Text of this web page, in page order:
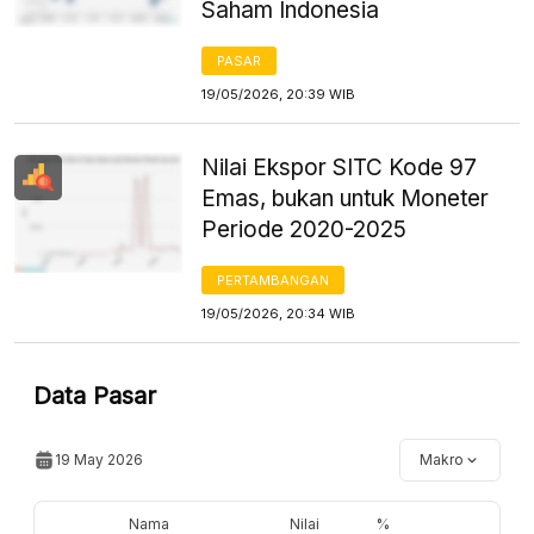
Saham Indonesia
PASAR
19/05/2026, 20:39 WIB
Nilai Ekspor SITC Kode 97
Emas, bukan untuk Moneter
Periode 2020-2025
PERTAMBANGAN
19/05/2026, 20:34 WIB
Data Pasar
19 May 2026 Makro
Nama Nilai %